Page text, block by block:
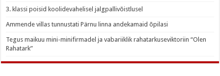
3. klassi poisid koolidevahelisel jalgpallivõistlusel
Ammende villas tunnustati Pärnu linna andekamaid õpilasi
Tegus maikuu mini-minifirmadel ja vabariiklik rahatarkuseviktoriin “Olen
Rahatark”